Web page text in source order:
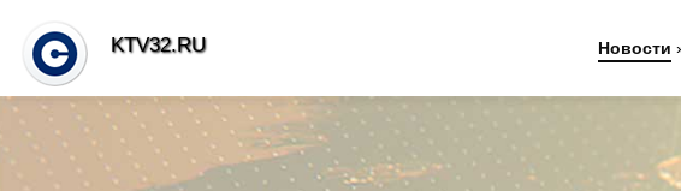
KTV32.RU Новости